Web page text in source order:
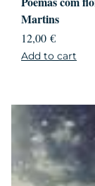
Martins
12,00 €
Add to cart